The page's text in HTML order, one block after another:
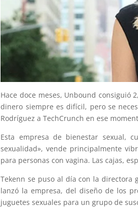
Hace doce meses, Unbound consiguió
dinero siempre es difícil, pero se
Rodríguez a TechCrunch en ese
Esta empresa de bienestar sexual,
sexualidad», vende principalmente
para personas con vagina. Las cajas,
Tekenn se puso al día con la directora
lanzó la empresa, del diseño de los
juguetes sexuales para un grupo de